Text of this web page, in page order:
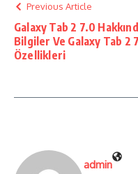
Previous Article
Galaxy Tab 2 7.0
Bilgiler Ve Galaxy Tab 2
Özellikleri
admin